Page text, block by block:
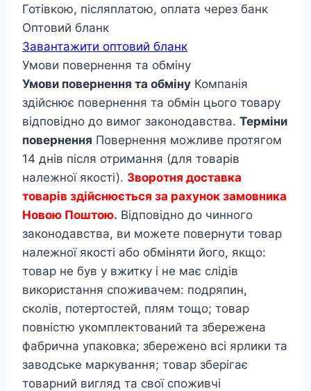
Готівкою, післяплатою, оплата через банк
Оптовий бланк
Завантажити оптовий бланк
Умови повернення та обміну
Умови повернення та обміну Компанія
здійснює повернення та обмін цього товару
відповідно до вимог законодавства. Терміни
повернення Повернення можливе протягом
14 днів після отримання (для товарів
належної якості). Зворотня доставка
товарів здійснюється за рахунок замовника
Новою Поштою. Відповідно до чинного
законодавства, ви можете повернути товар
належної якості або обміняти його, якщо:
товар не був у вжитку і не має слідів
використання споживачем: подряпин,
сколів, потертостей, плям тощо; товар
повністю укомплектований та збережена
фабрична упаковка; збережено всі ярлики та
заводське маркування; товар зберігає
товарний вигляд та свої споживчі